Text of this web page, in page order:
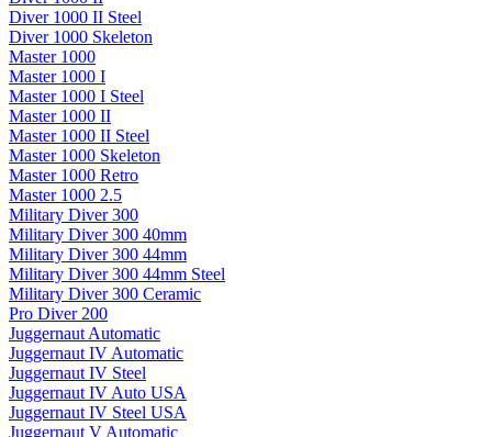
Diver 1000 II Steel
Diver 1000 Skeleton
Master 1000
Master 1000 I
Master 1000 I Steel
Master 1000 II
Master 1000 II Steel
Master 1000 Skeleton
Master 1000 Retro
Master 1000 2.5
Military Diver 300
Military Diver 300 40mm
Military Diver 300 44mm
Military Diver 300 44mm Steel
Military Diver 300 Ceramic
Pro Diver 200
Juggernaut Automatic
Juggernaut IV Automatic
Juggernaut IV Steel
Juggernaut IV Auto USA
Juggernaut IV Steel USA
Juggernaut V Automatic